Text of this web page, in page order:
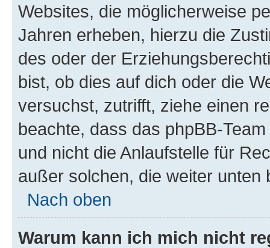
Websites, die möglicherweise
Jahren erheben, hierzu die
des oder der
bist, ob dies auf dich oder die
versuchst, zutrifft, ziehe einen
beachte, dass das phpBB-
und nicht die Anlaufstelle für
außer solchen, die weiter unten
Nach oben
Warum kann ich mich nicht